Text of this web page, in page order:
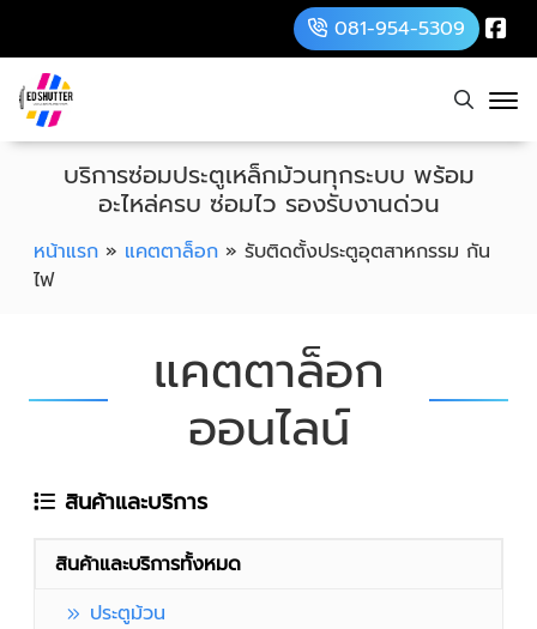
081-954-5309
หน้าแรก » แคตตาล็อก » รับติดตั้งประตูอุตสาหกรรม กัน
ไฟ
บริการซ่อมประตูเหล็กม้วนทุกระบบ พร้อม
อะไหล่ครบ ซ่อมไว รองรับงานด่วน
แคตตาล็อก
ออนไลน์
สินค้าและบริการ
สินค้าและบริการทั้งหมด
ประตูม้วน